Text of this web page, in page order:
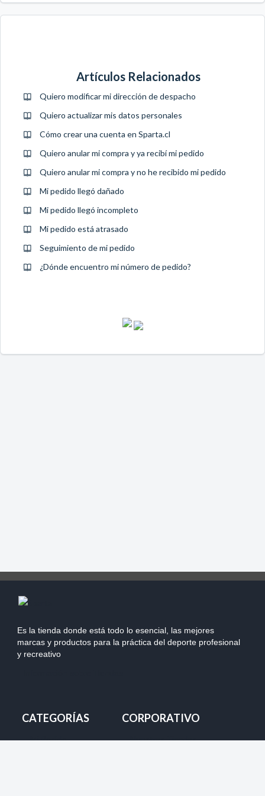
Artículos Relacionados
Quiero modificar mi dirección de despacho
Quiero actualizar mis datos personales
Cómo crear una cuenta en Sparta.cl
Quiero anular mi compra y ya recibí mi pedido
Quiero anular mi compra y no he recibido mi pedido
Mi pedido llegó dañado
Mi pedido llegó incompleto
Mi pedido está atrasado
Seguimiento de mi pedido
¿Dónde encuentro mi número de pedido?
Es la tienda donde está todo lo esencial, las mejores
marcas y productos para la práctica del deporte profesional
y recreativo
CATEGORÍAS
Mi Pedido
CORPORATIVO
Nuestras Tiendas